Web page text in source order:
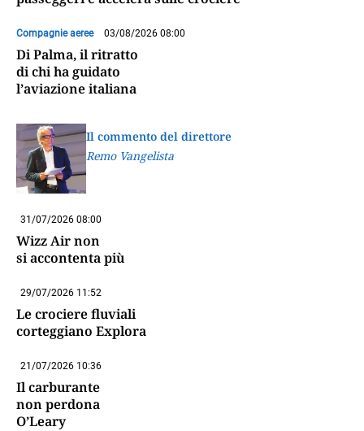
Compagnie aeree 03/08/2026 08:00
Di Palma, il ritratto
di chi ha guidato
l’aviazione italiana
Il commento del direttore
Remo Vangelista
31/07/2026 08:00
Wizz Air non
si accontenta più
29/07/2026 11:52
Le crociere fluviali
corteggiano Explora
21/07/2026 10:36
Il carburante
non perdona
O’Leary